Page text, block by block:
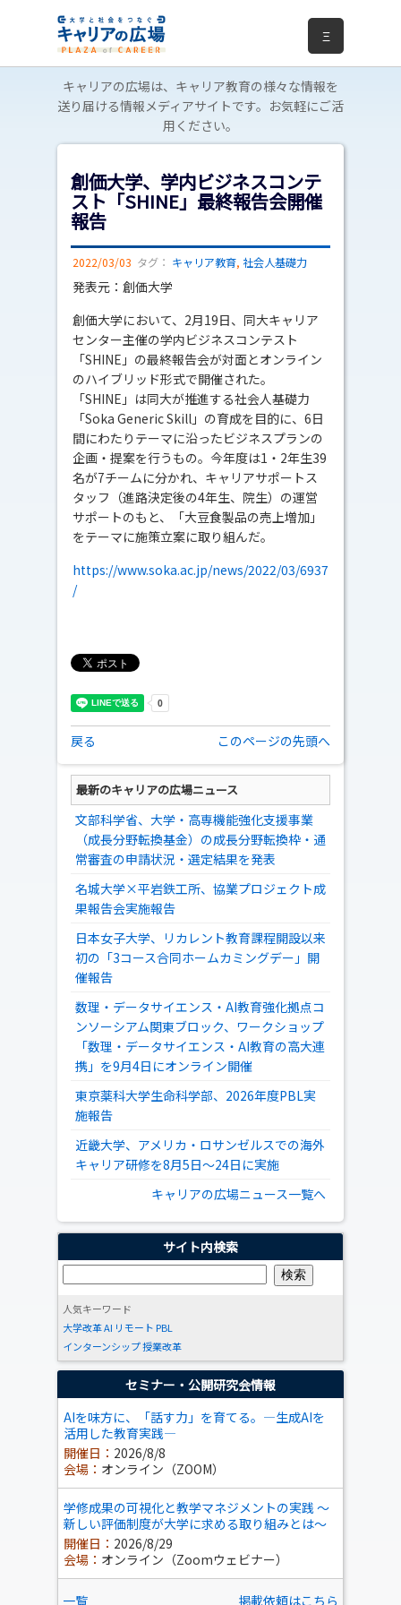
Ξ
キャリアの広場は、キャリア教育の様々な情報を
送り届ける情報メディアサイトです。お気軽にご活
用ください。
創価大学、学内ビジネスコンテ
スト「SHINE」最終報告会開催
報告
2022/03/03 タグ： キャリア教育, 社会人基礎力
発表元：創価大学
創価大学において、2月19日、同大キャリア
センター主催の学内ビジネスコンテスト
「SHINE」の最終報告会が対面とオンライン
のハイブリッド形式で開催された。
「SHINE」は同大が推進する社会人基礎力
「Soka Generic Skill」の育成を目的に、6日
間にわたりテーマに沿ったビジネスプランの
企画・提案を行うもの。今年度は1・2年生39
名が7チームに分かれ、キャリアサポートス
タッフ（進路決定後の4年生、院生）の運営
サポートのもと、「大豆食製品の売上増加」
をテーマに施策立案に取り組んだ。
https://www.soka.ac.jp/news/2022/03/6937
/
戻る このページの先頭へ
最新のキャリアの広場ニュース
文部科学省、大学・高専機能強化支援事業
（成長分野転換基金）の成長分野転換枠・通
常審査の申請状況・選定結果を発表
名城大学×平岩鉄工所、協業プロジェクト成
果報告会実施報告
日本女子大学、リカレント教育課程開設以来
初の「3コース合同ホームカミングデー」開
催報告
数理・データサイエンス・AI教育強化拠点コ
ンソーシアム関東ブロック、ワークショップ
「数理・データサイエンス・AI教育の高大連
携」を9月4日にオンライン開催
東京薬科大学生命科学部、2026年度PBL実
施報告
近畿大学、アメリカ・ロサンゼルスでの海外
キャリア研修を8月5日～24日に実施
キャリアの広場ニュース一覧へ
サイト内検索
人気キーワード
大学改革AI リモート PBL
インターンシップ授業改革
セミナー・公開研究会情報
AIを味方に、「話す力」を育てる。―生成AIを
活用した教育実践―
開催日： 2026/8/8
会場： オンライン（ZOOM）
学修成果の可視化と教学マネジメントの実践 ～
新しい評価制度が大学に求める取り組みとは～
開催日： 2026/8/29
会場： オンライン（Zoomウェビナー）
一覧 掲載依頼はこちら